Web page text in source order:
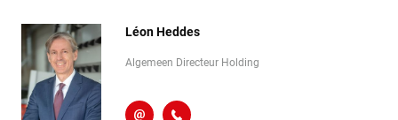
Léon Heddes
Algemeen Directeur Holding
l.heddes@heembouw.nl
071 - 332 00 50